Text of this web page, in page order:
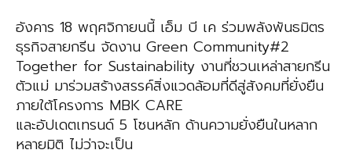
อังคาร 18 พฤศจิกายนนี้ เอ็ม บี เค ร่วมพลังพันธมิตร
ธุรกิจสายกรีน จัดงาน Green Community#2
Together for Sustainability งานที่ชวนเหล่าสายกรีน
ตัวแม่ มาร่วมสร้างสรรค์สิ่งแวดล้อมที่ดีสู่สังคมที่ยั่งยืน
ภายใต้โครงการ MBK CARE
และอัปเดตเทรนด์ 5 โซนหลัก ด้านความยั่งยืนในหลาก
หลายมิติ ไม่ว่าจะเป็น